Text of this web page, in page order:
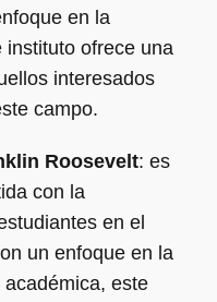
en la
instituto ofrece una
interesados
campo.
Roosevelt: es
con la
en el
un enfoque en la
este